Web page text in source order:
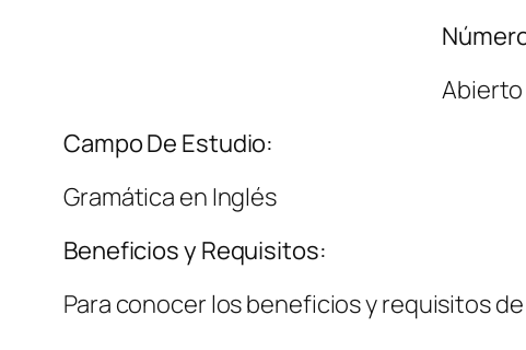
Abierto
Campo De Estudio:
Gramática en Inglés
Beneficios y Requisitos:
Para conocer los beneficios y requisitos